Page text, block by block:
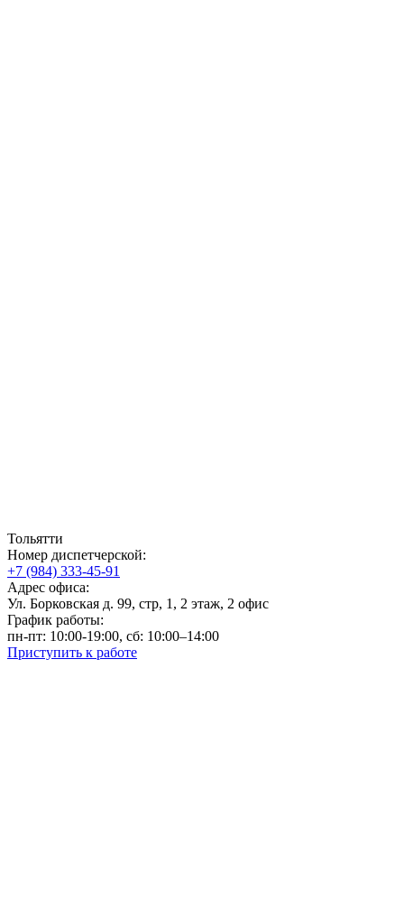
Тольятти
Номер диспетчерской:
+7 (984) 333-45-91
Адрес офиса:
Ул. Борковская д. 99, стр, 1, 2 этаж, 2 офис
График работы:
пн-пт: 10:00-19:00, сб: 10:00–14:00
Приступить к работе